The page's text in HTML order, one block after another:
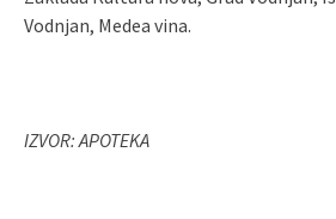
Vodnjan, Medea vina.
IZVOR: APOTEKA